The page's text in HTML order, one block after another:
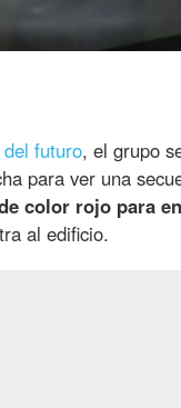
futuro, el grupo
para ver una
color rojo para
al edificio.